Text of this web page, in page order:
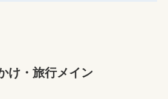
け・旅行メイン